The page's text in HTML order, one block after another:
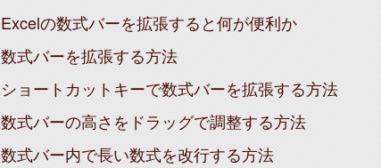
Excelの数式バーを拡張すると何が便利か
数式バーを拡張する方法
ショートカットキーで数式バーを拡張する方法
数式バーの高さをドラッグで調整する方法
数式バー内で長い数式を改行する方法